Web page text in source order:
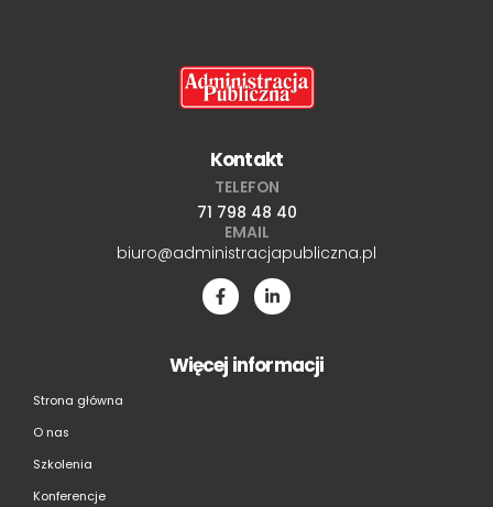
Kontakt
TELEFON
71 798 48 40
EMAIL
biuro@administracjapubliczna.pl
Więcej informacji
Strona główna
O nas
Szkolenia
Konferencje